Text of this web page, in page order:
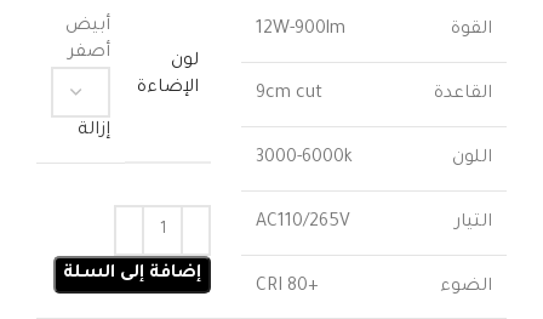
هو:
القوة 12W-900lm
القاعدة
اللون 3000-6000k
التيار AC110/265V
الضوء +CRI 80
لون
الإضاءة
أبيض
أصفر
إزالة
إضافة إلى السلة